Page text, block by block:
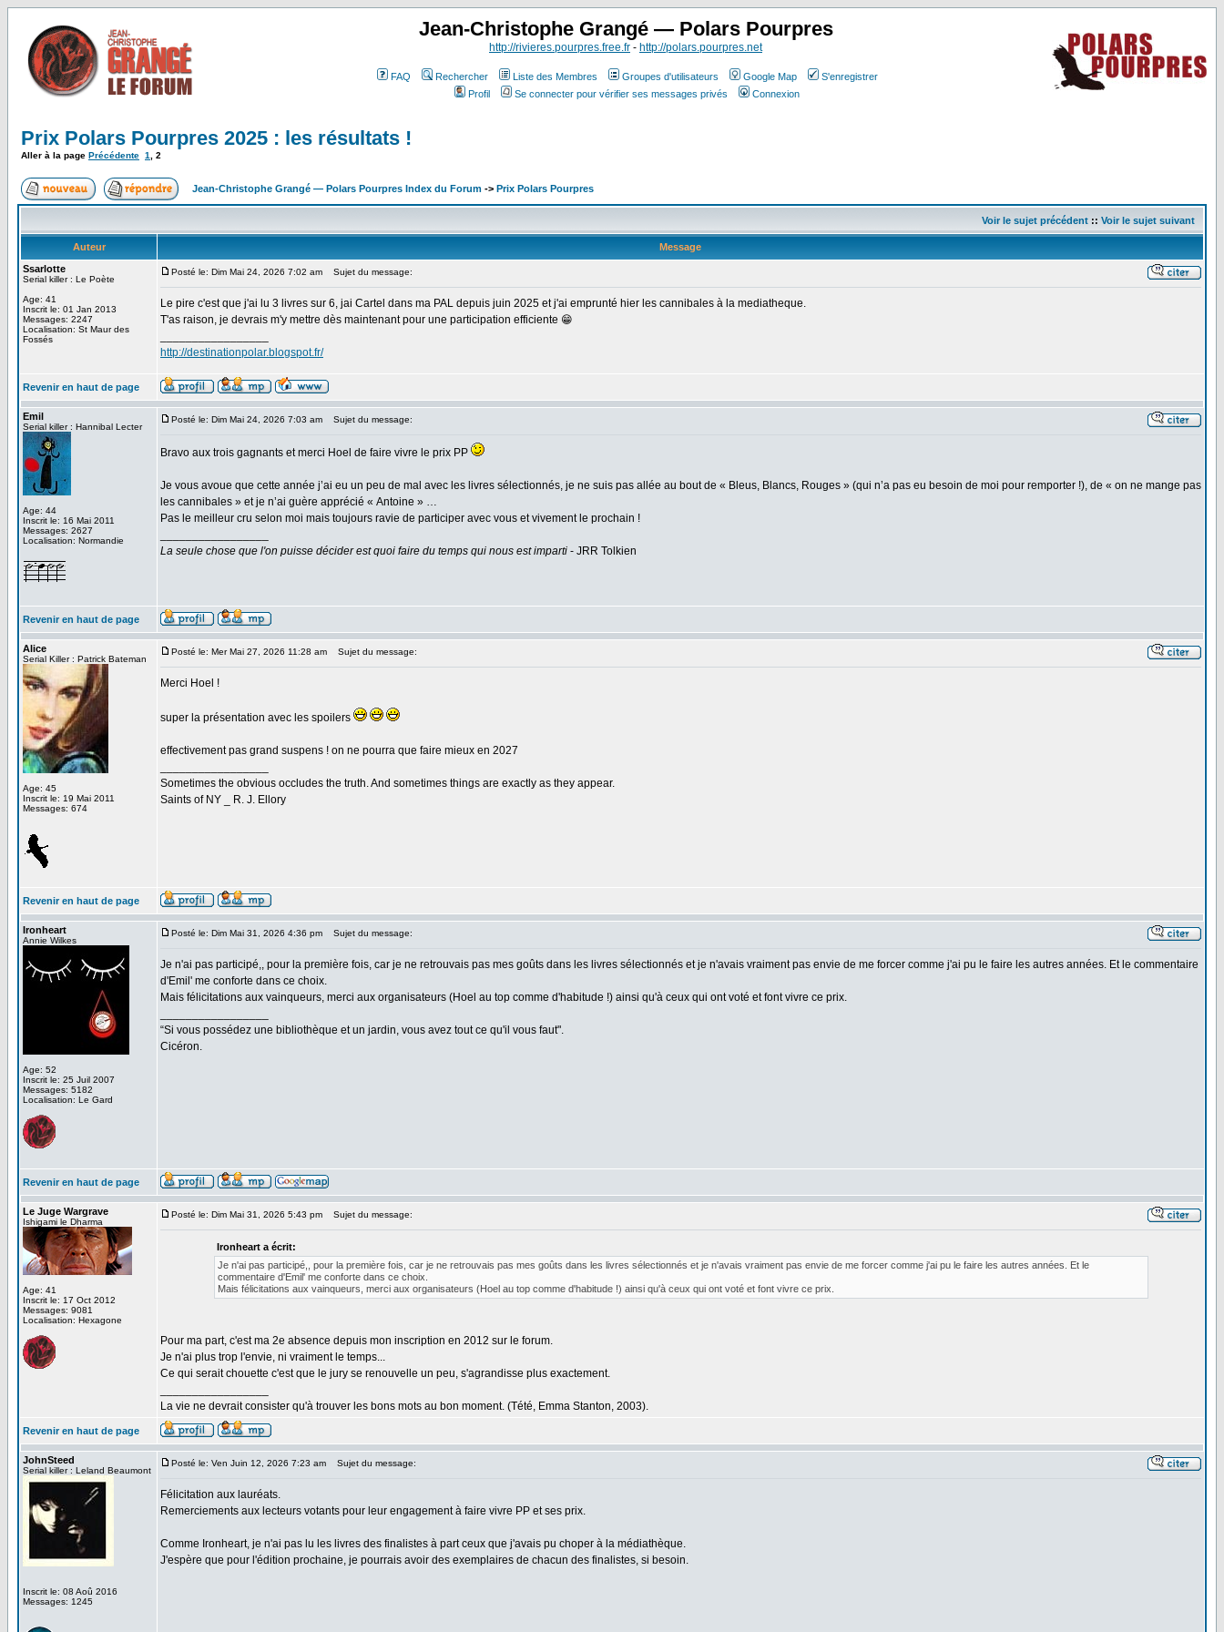
Jean-Christophe Grangé — Polars Pourpres
http://rivieres.pourpres.free.fr - http://polars.pourpres.net
FAQ Rechercher Liste des Membres Groupes d'utilisateurs Google Map
S'enregistrer
Profil
Se connecter pour vérifier ses messages privés Connexion
Prix Polars Pourpres 2025 : les résultats !
Aller à la page Précédente 1 2
Jean-Christophe Grangé — Polars Pourpres Index du Forum -> Prix Polars Pourpres
Voir le sujet précédent :: Voir le sujet suivant
Auteur
Message
Ssarlotte
Serial killer : Le Poète
Age: 41
Inscrit le: 01 Jan 2013
Messages: 2247
Localisation: St Maur des
Fossés
Posté le: Dim Mai 24, 2026 7:02 am Sujet du message:
Le pire c'est que j'ai lu 3 livres sur 6, jai Cartel dans ma PAL depuis juin 2025 et j'ai emprunté hier les cannibales à la mediatheque.
T'as raison, je devrais m'y mettre dès maintenant pour une participation efficiente 😁
http://destinationpolar.blogspot.fr/
Revenir en haut de page
Emil
Serial killer : Hannibal Lecter
Age: 44
Inscrit le: 16 Mai 2011
Messages: 2627
Localisation: Normandie
Posté le: Dim Mai 24, 2026 7:03 am Sujet du message:
Bravo aux trois gagnants et merci Hoel de faire vivre le prix PP
Je vous avoue que cette année j’ai eu un peu de mal avec les livres sélectionnés, je ne suis pas allée au bout de « Bleus, Blancs, Rouges » (qui n’a pas eu besoin de moi pour remporter !), de « on ne mange pas
les cannibales » et je n’ai guère apprécié « Antoine » …
Pas le meilleur cru selon moi mais toujours ravie de participer avec vous et vivement le prochain !
La seule chose que l'on puisse décider est quoi faire du temps qui nous est imparti - JRR Tolkien
Revenir en haut de page
Alice
Serial Killer : Patrick Bateman
Age: 45
Inscrit le: 19 Mai 2011
Messages: 674
Posté le: Mer Mai 27, 2026 11:28 am Sujet du message:
Merci Hoel !
super la présentation avec les spoilers
effectivement pas grand suspens ! on ne pourra que faire mieux en 2027
Sometimes the obvious occludes the truth. And sometimes things are exactly as they appear.
Saints of NY _ R. J. Ellory
Revenir en haut de page
Ironheart
Annie Wilkes
Age: 52
Inscrit le: 25 Juil 2007
Messages: 5182
Localisation: Le Gard
Posté le: Dim Mai 31, 2026 4:36 pm Sujet du message:
Je n'ai pas participé,, pour la première fois, car je ne retrouvais pas mes goûts dans les livres sélectionnés et je n'avais vraiment pas envie de me forcer comme j'ai pu le faire les autres années. Et le commentaire
d'Emil' me conforte dans ce choix.
Mais félicitations aux vainqueurs, merci aux organisateurs (Hoel au top comme d'habitude !) ainsi qu'à ceux qui ont voté et font vivre ce prix.
“Si vous possédez une bibliothèque et un jardin, vous avez tout ce qu'il vous faut".
Cicéron.
Revenir en haut de page
Le Juge Wargrave
Ishigami le Dharma
Age: 41
Inscrit le: 17 Oct 2012
Messages: 9081
Localisation: Hexagone
Posté le: Dim Mai 31, 2026 5:43 pm Sujet du message:
Ironheart a écrit:
Je n'ai pas participé,, pour la première fois, car je ne retrouvais pas mes goûts dans les livres sélectionnés et je n'avais vraiment pas envie de me forcer comme j'ai pu le faire les autres années. Et le
commentaire d'Emil' me conforte dans ce choix.
Mais félicitations aux vainqueurs, merci aux organisateurs (Hoel au top comme d'habitude !) ainsi qu'à ceux qui ont voté et font vivre ce prix.
Pour ma part, c'est ma 2e absence depuis mon inscription en 2012 sur le forum.
Je n'ai plus trop l'envie, ni vraiment le temps...
Ce qui serait chouette c'est que le jury se renouvelle un peu, s'agrandisse plus exactement.
La vie ne devrait consister qu'à trouver les bons mots au bon moment. (Tété, Emma Stanton, 2003).
Revenir en haut de page
JohnSteed
Serial killer : Leland Beaumont
Inscrit le: 08 Aoû 2016
Messages: 1245
Posté le: Ven Juin 12, 2026 7:23 am Sujet du message:
Félicitation aux lauréats.
Remerciements aux lecteurs votants pour leur engagement à faire vivre PP et ses prix.
Comme Ironheart, je n'ai pas lu les livres des finalistes à part ceux que j'avais pu choper à la médiathèque.
J'espère que pour l'édition prochaine, je pourrais avoir des exemplaires de chacun des finalistes, si besoin.